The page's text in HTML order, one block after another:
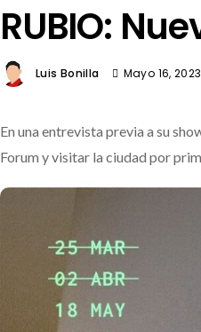
RUBIO:
Luis Bonilla Mayo 16, 2023
En una entrevista previa a su
Forum y visitar la ciudad por